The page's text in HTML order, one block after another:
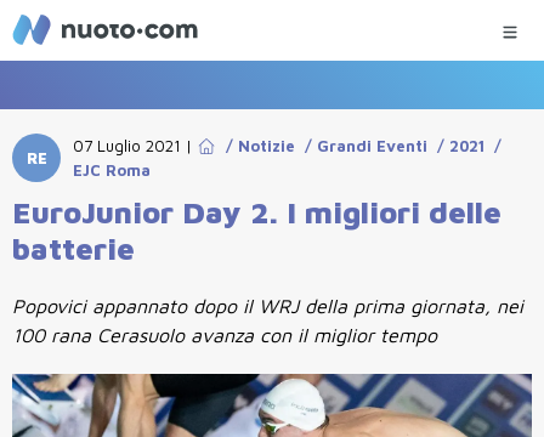
RE
07 Luglio 2021 | / Notizie / Grandi Eventi / 2021 /
EJC Roma
EuroJunior Day 2. I migliori delle
batterie
Popovici appannato dopo il WRJ della prima giornata, nei
100 rana Cerasuolo avanza con il miglior tempo